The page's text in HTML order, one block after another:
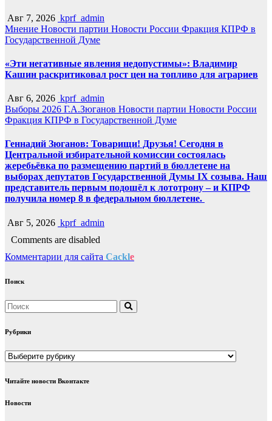
Авг 7, 2026 kprf_admin
Мнение Новости партии Новости России Фракция КПРФ в
Государственной Думе
«Эти негативные явления недопустимы»: Владимир
Кашин раскритиковал рост цен на топливо для аграриев
Авг 6, 2026 kprf_admin
Выборы 2026 Г.А.Зюганов Новости партии Новости России
Фракция КПРФ в Государственной Думе
Геннадий Зюганов: Товарищи! Друзья! Сегодня в
Центральной избирательной комиссии состоялась
жеребьёвка по размещению партий в бюллетене на
выборах депутатов Государственной Думы IX созыва. Наш
представитель первым подошёл к лототрону – и КПРФ
получила номер 8 в федеральном бюллетене.
Авг 5, 2026 kprf_admin
Comments are disabled
Комментарии для сайта Cackle
Поиск
Рубрики
Рубрики
Читайте новости Вконтакте
Новости